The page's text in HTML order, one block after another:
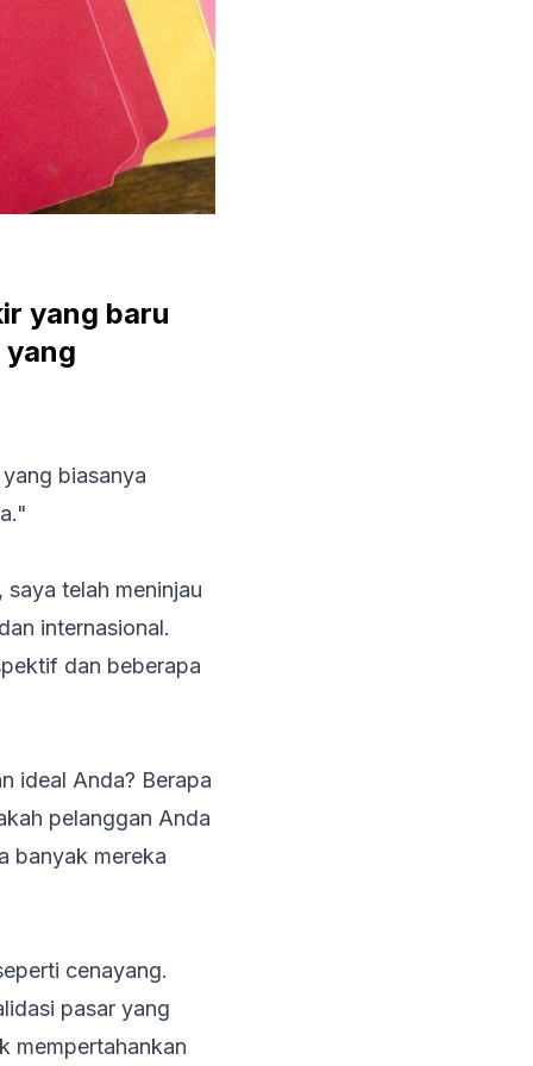
yang baru
yang
biasanya
telah meninjau
internasional.
dan beberapa
ideal Anda? Berapa
pelanggan Anda
banyak mereka
cenayang.
pasar yang
mempertahankan